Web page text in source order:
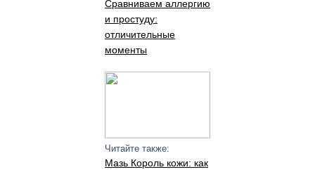
Сравниваем аллергию
и простуду:
отличительные
моменты
Читайте также:
Мазь Король кожи: как